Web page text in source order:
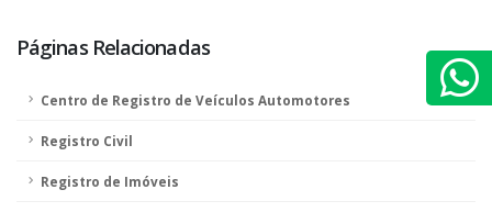
Páginas Relacionadas
Centro de Registro de Veículos Automotores
Registro Civil
Registro de Imóveis